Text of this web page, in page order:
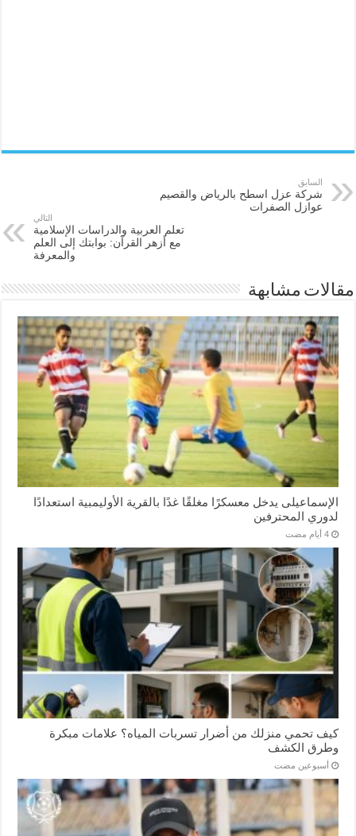
السابق
شركة عزل اسطح بالرياض والقصيم
عوازل الصفرات
التالي
تعلم العربية والدراسات الإسلامية
مع أزهر القرآن: بوابتك إلى العلم
والمعرفة
مقالات مشابهة
الإسماعیلی یدخل معسكرًا مغلقًا غدًا بالقرية الأوليمبية استعدادًا
لدوري المحترفين
‏4 أيام مضت
كيف تحمي منزلك من أضرار تسربات المياه؟ علامات مبكرة
وطرق الكشف
‏أسبوعين مضت